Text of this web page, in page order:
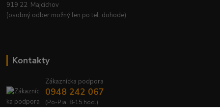
919 22 Majcichov
(osobný odber možný len po tel. dohode)
Kontakty
Zákaznícka podpora
0948 242 067
(Po-Pia, 8-15 hod.)